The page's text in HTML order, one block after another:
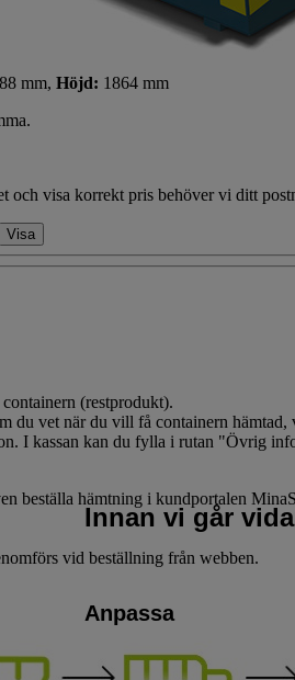
Innan vi går
Anpassa
mm, Höjd: 1864 mm
och visa korrekt pris behöver vi ditt
(restprodukt).
du vet när du vill få containern
I kassan kan du fylla i rutan "Övrig
beställa hämtning i kundportalen
vid beställning från webben.